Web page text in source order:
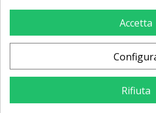
carrello
Accetta
Rifiuta